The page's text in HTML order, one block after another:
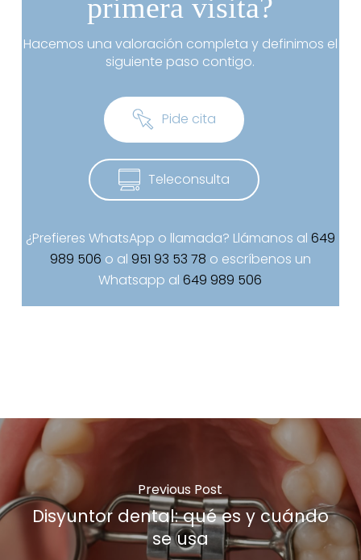
primera visita?
Hacemos una valoración completa y definimos el
siguiente paso contigo.
Pide cita
Teleconsulta
¿Prefieres WhatsApp o llamada? Llámanos al 649
989 506 o al 951 93 53 78 o escríbenos un
Whatsapp al649 989 506
Previous Post
Disyuntor dental: qué es y cuándo
se usa